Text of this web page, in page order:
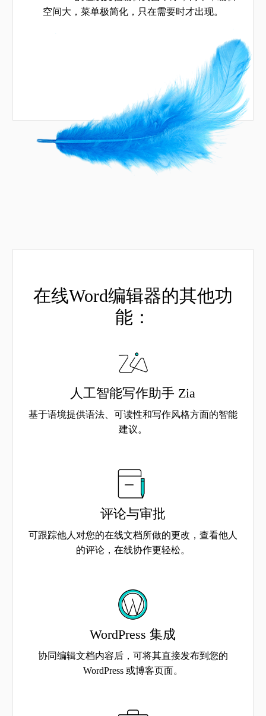
空间大，菜单极简化，只在需要时才出现。
在线Word编辑器的其他功
能：
人工智能写作助手 Zia
基于语境提供语法、可读性和写作风格方面的智能
建议。
评论与审批
可跟踪他人对您的在线文档所做的更改，查看他人
的评论，在线协作更轻松。
WordPress 集成
协同编辑文档内容后，可将其直接发布到您的
WordPress 或博客页面。